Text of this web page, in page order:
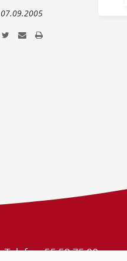
07.09.2005
Telefon:55 59 75 00